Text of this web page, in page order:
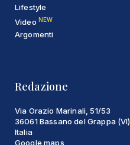
Lifestyle
Video NEW
Argomenti
Redazione
Via Orazio Marinali, 51/53
36061 Bassano del Grappa (VI)
Italia
Google maps